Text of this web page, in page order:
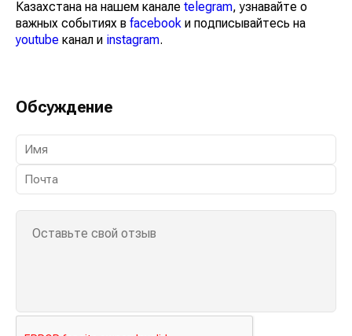
Казахстана на нашем канале telegram, узнавайте о
важных событиях в facebook и подписывайтесь на
youtube канал и instagram.
Обсуждение